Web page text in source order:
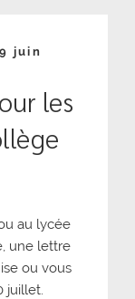
juin
les
au lycée
une lettre
ou vous
juillet.